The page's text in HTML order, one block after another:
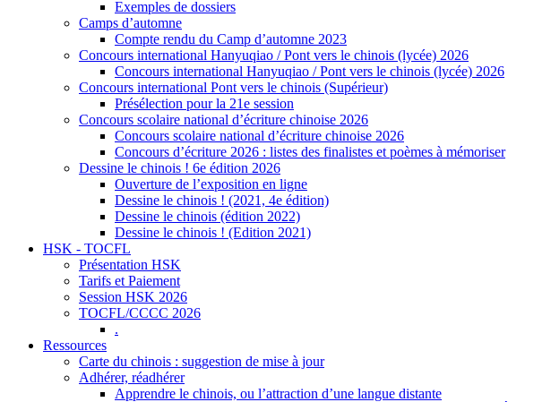
Exemples de dossiers
Camps d’automne
Compte rendu du Camp d’automne 2023
Concours international Hanyuqiao / Pont vers le chinois (lycée) 2026
Concours international Hanyuqiao / Pont vers le chinois (lycée) 2026
Concours international Pont vers le chinois (Supérieur)
Présélection pour la 21e session
Concours scolaire national d’écriture chinoise 2026
Concours scolaire national d’écriture chinoise 2026
Concours d’écriture 2026 : listes des finalistes et poèmes à mémoriser
Dessine le chinois ! 6e édition 2026
Ouverture de l’exposition en ligne
Dessine le chinois ! (2021, 4e édition)
Dessine le chinois (édition 2022)
Dessine le chinois ! (Edition 2021)
HSK - TOCFL
Présentation HSK
Tarifs et Paiement
Session HSK 2026
TOCFL/CCCC 2026
.
Ressources
Carte du chinois : suggestion de mise à jour
Adhérer, réadhérer
Apprendre le chinois, ou l’attraction d’une langue distante